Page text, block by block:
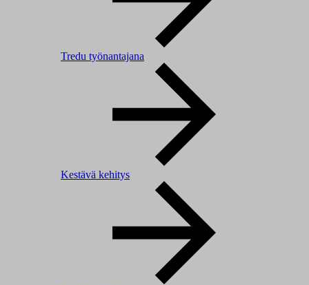
Tredu työnantajana
Kestävä kehitys